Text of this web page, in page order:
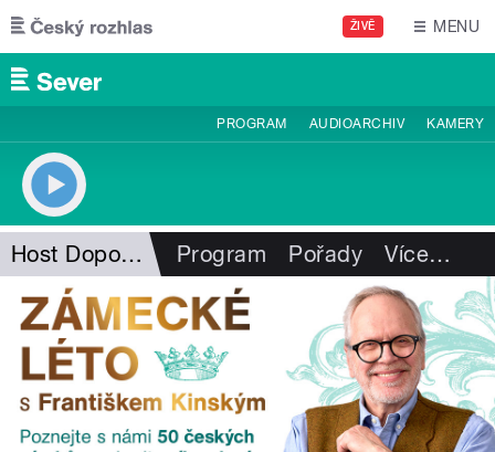
Přejít k hlavnímu obsahu
ŽIVĚ MENU
PROGRAM AUDIOARCHIV KAMERY
Host Dopoledního expresu Program Pořady Více…